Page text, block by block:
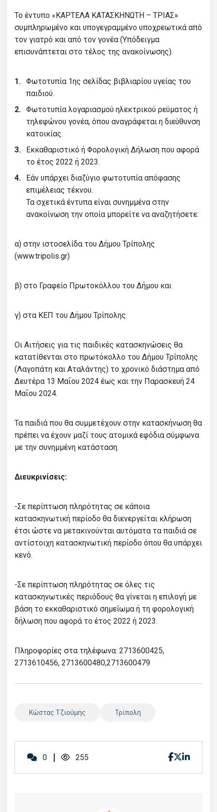
Το έντυπο «ΚΑΡΤΕΛΑ ΚΑΤΑΣΚΗΝΩΤΗ – ΤΡΙΑΣ»
συμπληρωμένο και υπογεγραμμένο υποχρεωτικά από
τον γιατρό και από τον γονέα (Υπόδειγμα
επισυνάπτεται στο τέλος της ανακοίνωσης).
Φωτοτυπία 1ης σελίδας βιβλιαρίου υγείας του
παιδιού.
Φωτοτυπία λογαριασμού ηλεκτρικού ρεύματος ή
τηλεφώνου γονέα, όπου αναγράφεται η διεύθυνση
κατοικίας.
Εκκαθαριστικό ή Φορολογική Δήλωση που αφορά
το έτος 2022 ή 2023.
Εάν υπάρχει διαζύγιο φωτοτυπία απόφασης
επιμέλειας τέκνου.
Τα σχετικά έντυπα είναι συνημμένα στην
ανακοίνωση την οποία μπορείτε να αναζητήσετε:
α) στην ιστοσελίδα του Δήμου Τρίπολης
(www.tripolis.gr)
β) στο Γραφείο Πρωτοκόλλου του Δήμου και
γ) στα ΚΕΠ του Δήμου Τρίπολης.
Οι Αιτήσεις για τις παιδικές κατασκηνώσεις θα
κατατίθενται στο πρωτόκολλο του Δήμου Τρίπολης
(Λαγοπάτη και Αταλάντης) το χρονικό διάστημα από
Δευτέρα 13 Μαΐου 2024 έως και την Παρασκευή 24
Μαΐου 2024.
Τα παιδιά που θα συμμετέχουν στην κατασκήνωση θα
πρέπει να έχουν μαζί τους ατομικά εφόδια σύμφωνα
με την συνημμένη κατάσταση.
Διευκρινίσεις:
-Σε περίπτωση πληρότητας σε κάποια
κατασκηνωτική περίοδο θα διενεργείται κλήρωση
έτσι ώστε να μετακινούνται αυτόματα τα παιδιά σε
αντίστοιχη κατασκηνωτική περίοδο όπου θα υπάρχει
κενό.
-Σε περίπτωση πληρότητας σε όλες τις
κατασκηνωτικές περιόδους θα γίνεται η επιλογή με
βάση το εκκαθαριστικό σημείωμα ή τη φορολογική
δήλωση που αφορά το έτος 2022 ή 2023.
Πληροφορίες στα τηλέφωνα: 2713600425,
2713610456, 2713600480,2713600479
Κώστας Τζιούμης Τρίπολη
0 255